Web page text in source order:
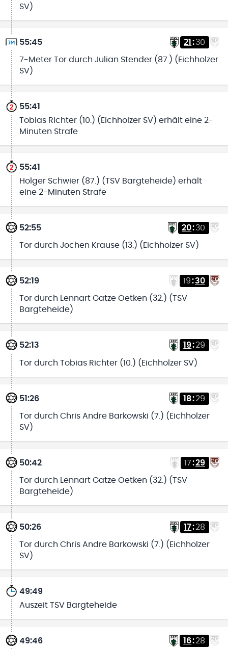
SV)
55:45 21 :30
7-Meter Tor durch Julian Stender (87.) (Eichholzer
SV)
55:41
Tobias Richter (10.) (Eichholzer SV) erhält eine 2-
Minuten Strafe
55:41
Holger Schwier (87.) (TSV Bargteheide) erhält
eine 2-Minuten Strafe
52:55 20:30
Tor durch Jochen Krause (13.) (Eichholzer SV)
52:19 19:30
Tor durch Lennart Gatze Oetken (32.) (TSV
Bargteheide)
52:13 19:29
Tor durch Tobias Richter (10.) (Eichholzer SV)
51:26 18:29
Tor durch Chris Andre Barkowski (7.) (Eichholzer
SV)
50:42 17:29
Tor durch Lennart Gatze Oetken (32.) (TSV
Bargteheide)
50:26 17:28
Tor durch Chris Andre Barkowski (7.) (Eichholzer
SV)
49:49
Auszeit TSV Bargteheide
49:46 16:28